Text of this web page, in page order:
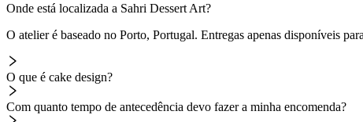
Onde está localizada a Sahri Dessert Art?
O atelier é baseado no Porto, Portugal. Entregas apenas disponíveis
O que é cake design?
Com quanto tempo de antecedência devo fazer a minha encomenda?